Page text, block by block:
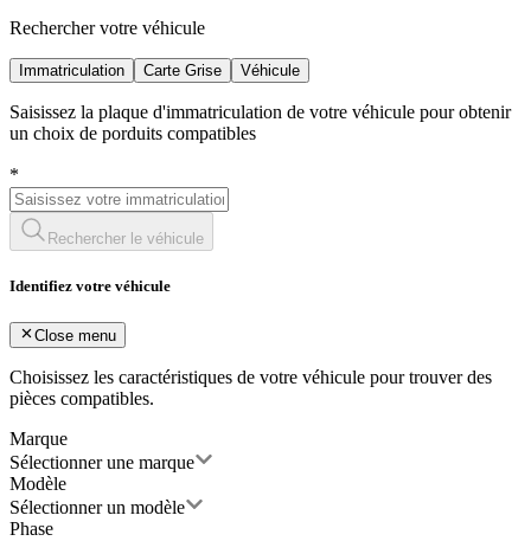
Rechercher votre véhicule
Immatriculation Carte Grise Véhicule
Saisissez la plaque d'immatriculation de votre véhicule pour obtenir
un choix de porduits compatibles
*
Rechercher le véhicule
Identifiez votre véhicule
Close menu
Choisissez les caractéristiques de votre véhicule pour trouver des
pièces compatibles.
Marque
Sélectionner une marque
Modèle
Sélectionner un modèle
Phase